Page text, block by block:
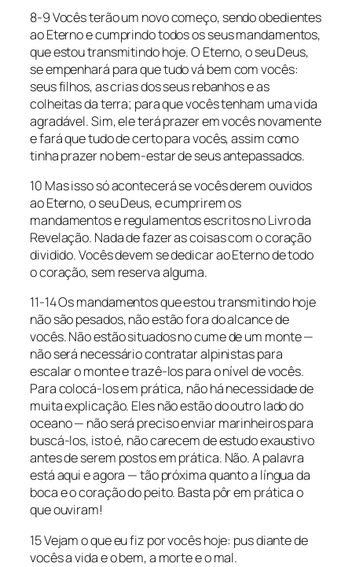
8-9 Vocês terão um novo começo, sendo obedientes
ao Eterno e cumprindo todos os seus mandamentos,
que estou transmitindo hoje. O Eterno, o seu Deus,
se empenhará para que tudo vá bem com vocês:
seus filhos, as crias dos seus rebanhos e as
colheitas da terra; para que vocês tenham uma vida
agradável. Sim, ele terá prazer em vocês novamente
e fará que tudo de certo para vocês, assim como
tinha prazer no bem-estar de seus antepassados.
10 Mas isso só acontecerá se vocês derem ouvidos
ao Eterno, o seu Deus, e cumprirem os
mandamentos e regulamentos escritos no Livro da
Revelação. Nada de fazer as coisas com o coração
dividido. Vocês devem se dedicar ao Eterno de todo
o coração, sem reserva alguma.
11-14 Os mandamentos que estou transmitindo hoje
não são pesados, não estão fora do alcance de
vocês. Não estão situados no cume de um monte —
não será necessário contratar alpinistas para
escalar o monte e trazê-los para o nível de vocês.
Para colocá-los em prática, não há necessidade de
muita explicação. Eles não estão do outro lado do
oceano — não será preciso enviar marinheiros para
buscá-los, isto é, não carecem de estudo exaustivo
antes de serem postos em prática. Não. A palavra
está aqui e agora — tão próxima quanto a língua da
boca e o coração do peito. Basta pôr em prática o
que ouviram!
15 Vejam o que eu fiz por vocês hoje: pus diante de
vocês a vida e o bem, a morte e o mal.